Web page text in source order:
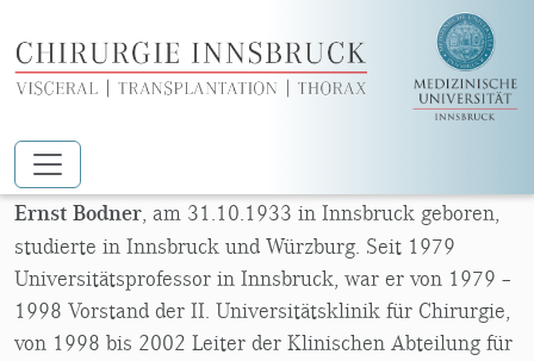
Zum Hauptinhalt springen
ERNST BODNER
Ernst Bodner , am 31.10.1933 in Innsbruck geboren,
studierte in Innsbruck und Würzburg. Seit 1979
Universitätsprofessor in Innsbruck, war er von 1979 –
1998 Vorstand der II. Universitätsklinik für Chirurgie,
von 1998 bis 2002 Leiter der Klinischen Abteilung für